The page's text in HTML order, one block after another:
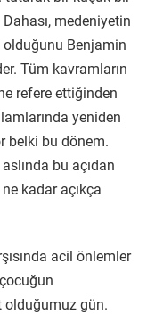
medeniyetin
olduğunu Benjamin
Tüm kavramların
refere ettiğinden
yeniden
belki bu dönem.
bu açıdan
kadar açıkça
acil önlemler
olduğumuz gün.